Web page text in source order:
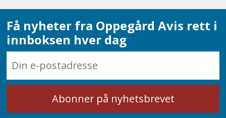
Få nyheter fra Oppegård Avis rett i
innboksen hver dag